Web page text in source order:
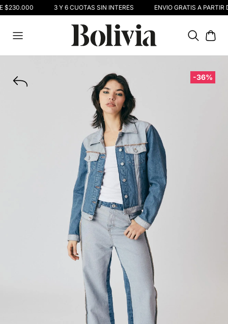
$230.000 3 Y 6 CUOTAS SIN INTERÉS ENVIO GRATIS A
-36%